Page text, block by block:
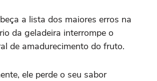
a lista dos maiores erros na
da geladeira interrompe o
de amadurecimento do fruto.
ele perde o seu sabor